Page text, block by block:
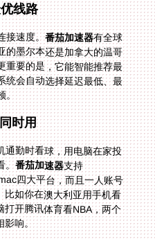
线路
接速度。番茄加速器有全球
节点分布，不管你在澳大利亚的墨尔本还是加拿大的温哥
华，都能找到附近的节点。更重要的是，它能智能推荐最
优线路，不用你手动切换，系统会自动选择延迟最低、最
。
时用
通勤时看球，用电脑在家投
。番茄加速器支持
Android、iOS、Windows、mac四大平台，而且一人账号
可以同时在多个设备上使用。比如你在澳大利亚用手机看
咪咕视频世界杯，同时用电脑打开腾讯体育看NBA，两个
影响。